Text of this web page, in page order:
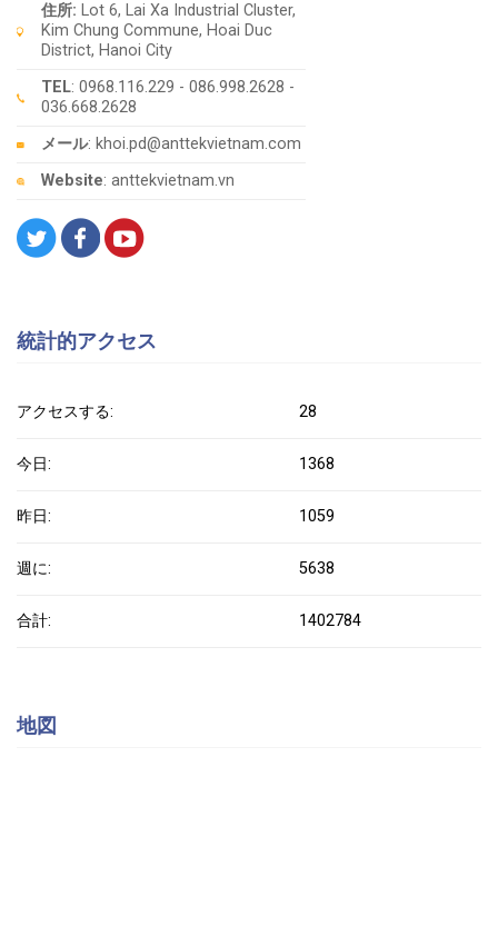
住所:Lot 6, Lai Xa Industrial Cluster,
Kim Chung Commune, Hoai Duc
District, Hanoi City
TEL: 0968.116.229 - 086.998.2628 -
036.668.2628
メール: khoi.pd@anttekvietnam.com
Website: anttekvietnam.vn
統計的アクセス
アクセスする: 28
今日: 1368
昨日: 1059
週に: 5638
合計: 1402784
地図